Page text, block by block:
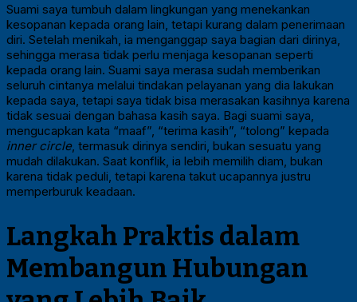
Suami saya tumbuh dalam lingkungan yang menekankan
kesopanan kepada orang lain, tetapi kurang dalam penerimaan
diri. Setelah menikah, ia menganggap saya bagian dari dirinya,
sehingga merasa tidak perlu menjaga kesopanan seperti
kepada orang lain. Suami saya merasa sudah memberikan
seluruh cintanya melalui tindakan pelayanan yang dia lakukan
kepada saya, tetapi saya tidak bisa merasakan kasihnya karena
tidak sesuai dengan bahasa kasih saya. Bagi suami saya,
mengucapkan kata “maaf”, “terima kasih”, “tolong” kepada
inner circle, termasuk dirinya sendiri, bukan sesuatu yang
mudah dilakukan. Saat konflik, ia lebih memilih diam, bukan
karena tidak peduli, tetapi karena takut ucapannya justru
memperburuk keadaan.
Langkah Praktis dalam
Membangun Hubungan